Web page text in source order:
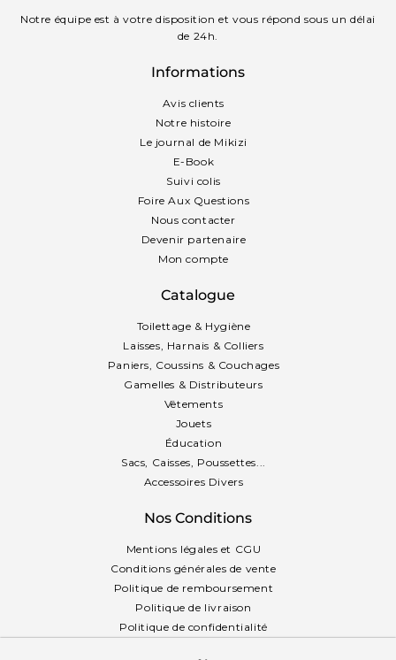
Notre équipe est à votre disposition et vous répond sous un délai
de 24h.
Informations
Avis clients
Notre histoire
Le journal de Mikizi
E-Book
Suivi colis
Foire Aux Questions
Nous contacter
Devenir partenaire
Mon compte
Catalogue
Toilettage & Hygiène
Laisses, Harnais & Colliers
Paniers, Coussins & Couchages
Gamelles & Distributeurs
Vêtements
Jouets
Éducation
Sacs, Caisses, Poussettes...
Accessoires Divers
Nos Conditions
Mentions légales et CGU
Conditions générales de vente
Politique de remboursement
Politique de livraison
Politique de confidentialité